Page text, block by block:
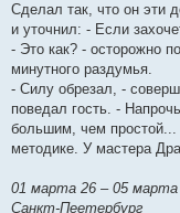
Сделал так, что он эти
и уточнил: - Если
- Это как? - осторожно
минутного раздумья.
- Силу обрезал, -
поведал гость. -
большим, чем простой...
методике. У мастера
01 марта 26 – 05 марта
Санкт-Пеетербург